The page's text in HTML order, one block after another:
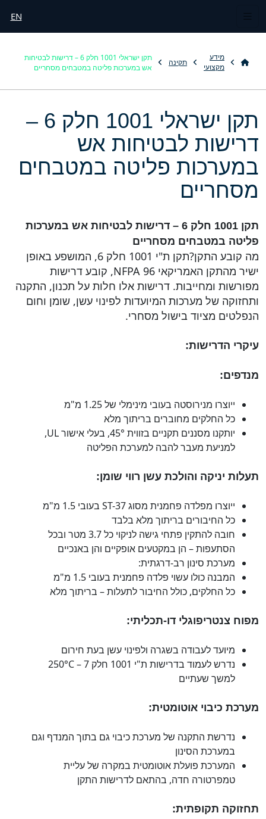
EN
מידע
מקצועי
תקינה
תקן ישראלי 1001 חלק 6 – דרישות לבטיחות
אש במערכות פליטה במטבחים מסחריים
תקן ישראלי 1001 חלק 6 –
דרישות לבטיחות אש
במערכות פליטה במטבחים
מסחריים
תקן 1001 חלק 6 – דרישות לבטיחות אש במערכות
פליטה במטבחים מסחריים
מה קובע התקן?תקן ת"י 1001 חלק 6, המושפע באופן
ישיר מהתקן האמריקאי NFPA 96, קובע דרישות
מפורשות ומחייבות. דרישות אלו חלות על תכנון, התקנה
ותחזוקה של מערכות המיועדות לפינוי עשן, שומן וחום
הנפלטים מציוד בישול מסחרי.
עיקרי הדרישות:
מנדפים:
ייוצרו מנירוסטה בעובי מינימלי של 1.25 מ"מ
כל החלקים מחוברים בריתוך מלא
יותקנו מסננים תקניים בזווית 45°, בעלי אישור UL,
למניעת מעבר להבה למערכת הפליטה
תעלות יניקה והולכת עשן רווי שומן:
ייוצרו מפלדה פחמנית מסוג ST-37 בעובי 1.5 מ"מ
כל החיבורים בריתוך מלא בלבד
חובה להתקין פתחי גישה לניקוי כל 3.7 מטר ובכל
הסתעפות – הן במקטעים אופקיים והן באנכיים
מערכת סינון רב-דרגתית:
המבנה כולו עשוי פלדה פחמנית בעובי 1.5 מ"מ
כל החלקים, כולל החיבור לתעלות – בריתוך מלא
מפוח צנטריפוגלי דו-תכליתי:
מיועד לעבודה בשגרה ולפינוי עשן בעת חירום
נדרש לעמוד בדרישות ת"י 1001 חלק 7 – 250°C
למשך שעתיים
מערכת כיבוי אוטומטית:
נדרשת התקנה של מערכת כיבוי גם בתוך המנדף וגם
במערכת הסינון
המערכת פועלת אוטומטית במקרה של עליית
טמפרטורה חדה, בהתאם לדרישות התקן
תחזוקה תקופתית: